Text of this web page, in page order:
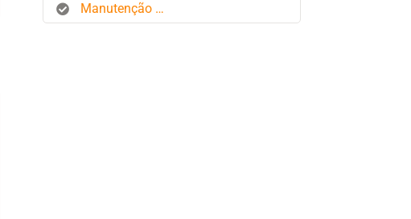
Manutenção de frota